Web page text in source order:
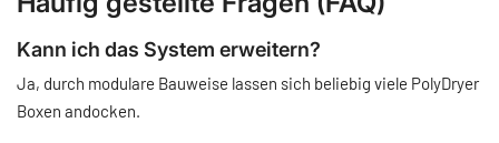
Kann ich das System erweitern?
Ja, durch modulare Bauweise lassen sich beliebig viele PolyDryer
Boxen andocken.